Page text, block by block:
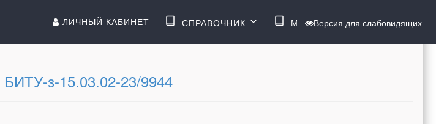
ЛИЧНЫЙ КАБИНЕТ СПРАВОЧНИК МЕНЮ ВОЙТИ
Версия для слабовидящих
БИТУ-з-15.03.02-23/9944